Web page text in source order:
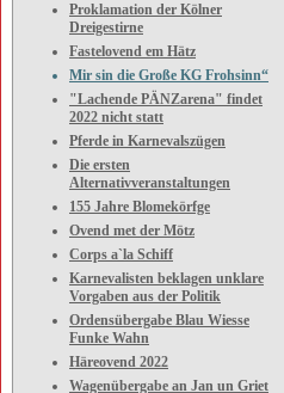
Proklamation der Kölner
Dreigestirne
Fastelovend em Hätz
Mir sin die Große KG Frohsinn“
"Lachende PÄNZarena" findet
2022 nicht statt
Pferde in Karnevalszügen
Die ersten
Alternativveranstaltungen
155 Jahre Blomekörfge
Ovend met der Mötz
Corps a`la Schiff
Karnevalisten beklagen unklare
Vorgaben aus der Politik
Ordensübergabe Blau Wiesse
Funke Wahn
Häreovend 2022
Wagenübergabe an Jan un Griet